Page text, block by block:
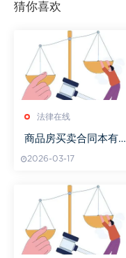
猜你喜欢
法律在线
商品房买卖合同本有几
2026-03-17